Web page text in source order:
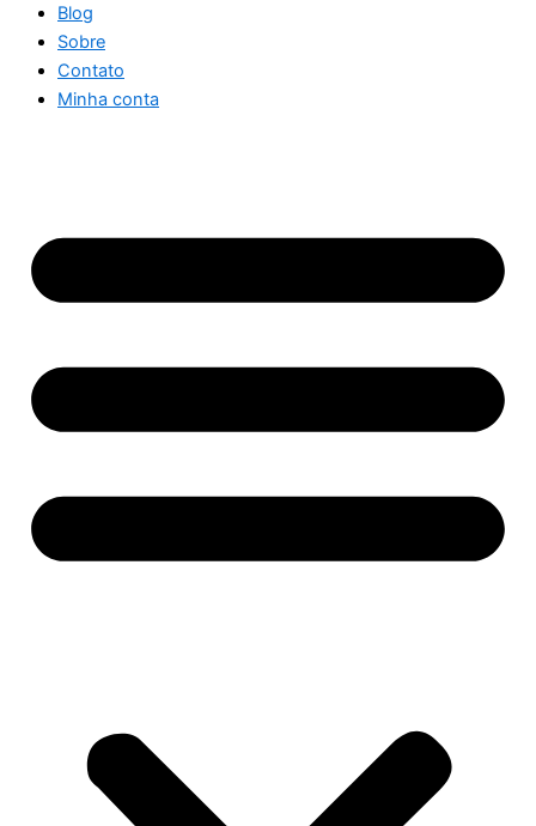
Blog
Sobre
Contato
Minha conta